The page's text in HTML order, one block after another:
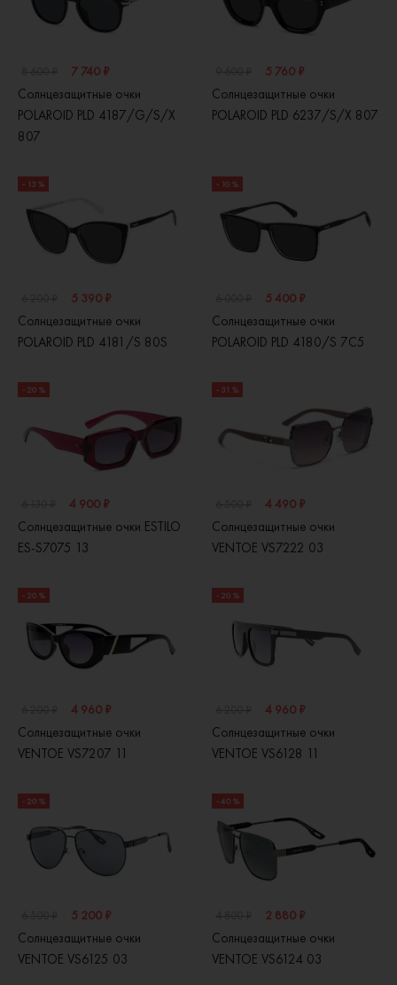
7 740 ₽
Солнцезащитные очки
POLAROID PLD 4187/G/S/X
807
5 760 ₽
Солнцезащитные очки
POLAROID PLD 6237/S/X 807
- 13 %
5 390 ₽
Солнцезащитные очки
POLAROID PLD 4181/S 80S
- 10 %
5 400 ₽
Солнцезащитные очки
POLAROID PLD 4180/S 7C5
- 20 %
4 900 ₽
Солнцезащитные очки ESTILO
ES-S7075 13
- 31 %
4 490 ₽
Солнцезащитные очки
VENTOE VS7222 03
- 20 %
4 960 ₽
Солнцезащитные очки
VENTOE VS7207 11
- 20 %
4 960 ₽
Солнцезащитные очки
VENTOE VS6128 11
- 20 %
5 200 ₽
Солнцезащитные очки
VENTOE VS6125 03
- 40 %
2 880 ₽
Солнцезащитные очки
VENTOE VS6124 03